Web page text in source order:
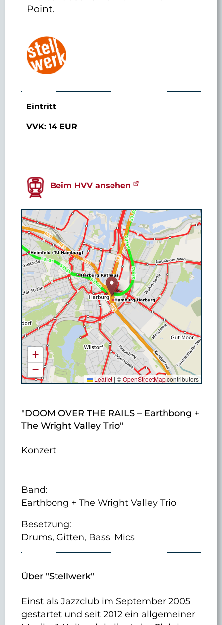
Point.
Eintritt
VVK: 14 EUR
Beim HVV ansehen
+
−
Leaflet | ©OpenStreetMapcontributors
"DOOM OVER THE RAILS – Earthbong +
The Wright Valley Trio"
Konzert
Band:
Earthbong + The Wright Valley Trio
Besetzung:
Drums, Gitten, Bass, Mics
Über "Stellwerk"
Einst als Jazzclub im September 2005
gestartet und seit 2012 ein allgemeiner